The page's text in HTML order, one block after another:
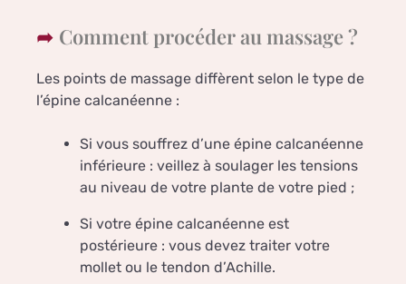
Comment procéder au massage ?
Les points de massage diffèrent selon le type de
l’épine calcanéenne :
Si vous souffrez d’une épine calcanéenne
inférieure : veillez à soulager les tensions
au niveau de votre plante de votre pied ;
Si votre épine calcanéenne est
postérieure : vous devez traiter votre
mollet ou le tendon d’Achille.